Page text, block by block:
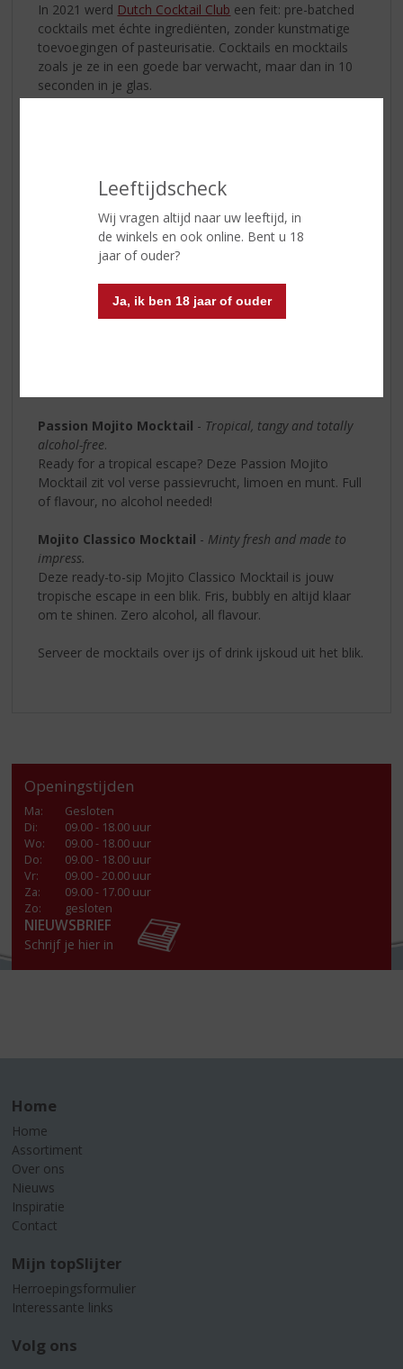
Leeftijdscheck
Wij vragen altijd naar uw leeftijd, in
de winkels en ook online. Bent u 18
jaar of ouder?
Ja, ik ben 18 jaar of ouder
In 2021 werd Dutch Cocktail Club een feit: pre-batched
cocktails met échte ingrediënten, zonder kunstmatige
toevoegingen of pasteurisatie. Cocktails en mocktails
zoals je ze in een goede bar verwacht, maar dan in 10
seconden in je glas.
duizenden horecazaken in Europa en ze zijn inmiddels
één van de koplopers in de markt, en zoals ze zelf trots
roepen: “we’re only getting started”.
Maak snel kennis met de Mocktails!
Paloma Rosa Mocktail - Living la vida sober, but
Passion Mojito Mocktail - Tropical, tangy and totally
alcohol-free.
Ready for a tropical escape? Deze Passion Mojito
Mocktail zit vol verse passievrucht, limoen en munt. Full
of flavour, no alcohol needed!
Mojito Classico Mocktail - Minty fresh and made to
impress.
Deze ready-to-sip Mojito Classico Mocktail is jouw
tropische escape in een blik. Fris, bubbly en altijd klaar
om te shinen. Zero alcohol, all flavour.
Serveer de mocktails over ijs of drink ijskoud uit het blik.
Openingstijden
Ma:
Gesloten
Di:
09.00 - 18.00 uur
Wo:
09.00 - 18.00 uur
Do:
09.00 - 18.00 uur
Vr:
09.00 - 20.00 uur
Za:
09.00 - 17.00 uur
Zo:
gesloten
NIEUWSBRIEF
Schrijf je hier in
Home
Home
Assortiment
Over ons
Nieuws
Inspiratie
Contact
Mijn topSlijter
Herroepingsformulier
Interessante links
Volg ons